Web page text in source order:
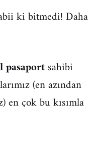
ki bitmedi! Daha
pasaportsahibi
(en azından
en çok bu kısımla